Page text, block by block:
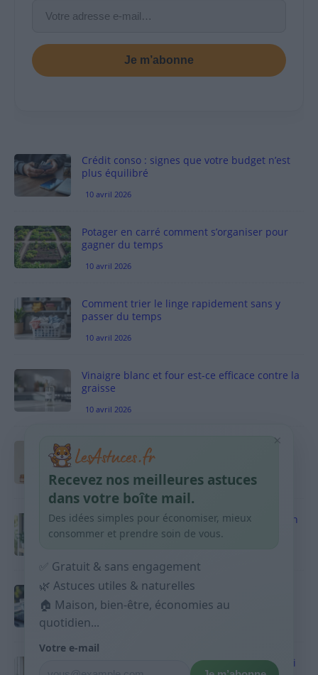
Je m’abonne
Crédit conso : signes que votre budget n’est
plus équilibré
10 avril 2026
Potager en carré comment s’organiser pour
gagner du temps
10 avril 2026
Comment trier le linge rapidement sans y
passer du temps
10 avril 2026
Vinaigre blanc et four est-ce efficace contre la
graisse
10 avril 2026
Taches pigmentaires : routine simple +
habitudes qui aident
9 avril 2026
Produits ménagers : comment économiser en
courses sans acheter 10 sprays
Budget mensuel : méthode rapide pour
répartir son salaire dès le jour de paie
9 avril 2026
Sport 10 minutes par jour est-ce utile et quoi
×
Recevez nos meilleures astuces
dans votre boîte mail.
Des idées simples pour économiser, mieux
consommer et prendre soin de vous.
✅ Gratuit & sans engagement
🌿 Astuces utiles & naturelles
🏠 Maison, bien-être, économies au
quotidien...
Votre e-mail